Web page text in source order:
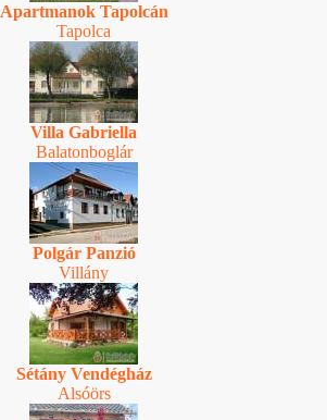
Apartmanok Tapolcán
Tapolca
Villa Gabriella
Balatonboglár
Polgár Panzió
Villány
Sétány Vendégház
Alsóörs